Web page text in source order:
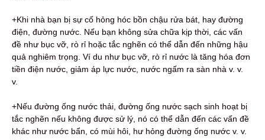
+Khi nhà bạn bị sự cố hỏng hóc bồn chậu rửa bát, hay đường
điện, đường nước. Nếu bạn không sửa chữa kịp thời, các vấn
đề như bục vỡ, rò rỉ hoặc tắc nghẽn có thể dẫn đến những hậu
quả nghiêm trọng. Ví du như bục vỡ, rò rỉ nước là tăng hóa đơn
tiền điện nước, giảm áp lực nước, nước ngấm ra sàn nhà v. v.
v.
+Nếu đường ống nước thải, đường ống nước sạch sinh hoạt bị
tắc nghẽn nếu không được sử lý, nó có thể dẫn đến các vấn đề
khác như nước bẩn, có mùi hôi, hư hỏng đường ống nước v. v.